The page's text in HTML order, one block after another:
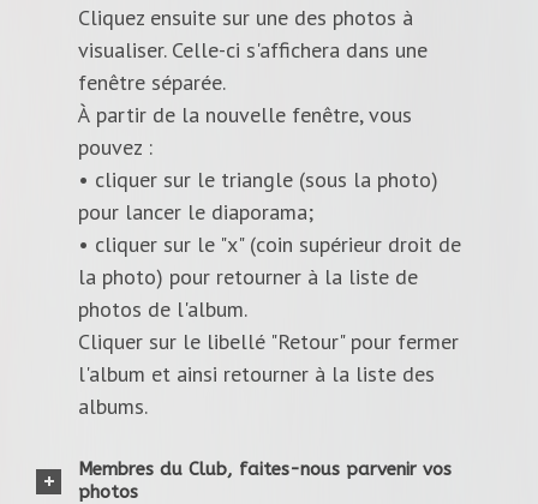
Cliquez ensuite sur une des photos à
visualiser. Celle-ci s'affichera dans une
fenêtre séparée.
À partir de la nouvelle fenêtre, vous
pouvez :
• cliquer sur le triangle (sous la photo)
pour lancer le diaporama;
• cliquer sur le "x" (coin supérieur droit de
la photo) pour retourner à la liste de
photos de l'album.
Cliquer sur le libellé "Retour" pour fermer
l'album et ainsi retourner à la liste des
albums.
Membres du Club, faites-nous parvenir vos
photos